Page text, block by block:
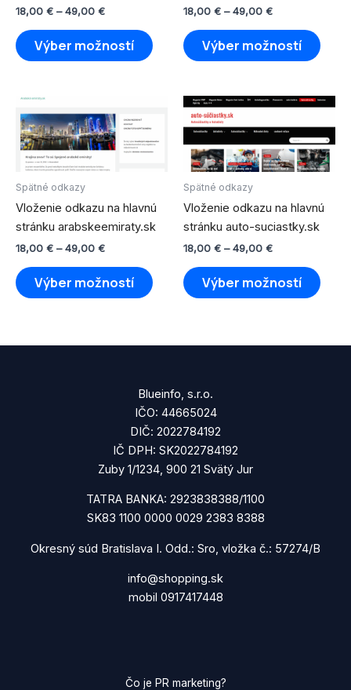
18,00 € – 49,00 €
Výber možností
vybrať
stránke
18,00 € – 49,00 €
Výber možností
Spätné odkazy
Vloženie odkazu na hlavnú
stránku arabskeemiraty.sk
18,00 € – 49,00 €
range:
18,00 €
through
49,00 €
Výber možností
produkt
má
viacero
vybrať
stránke
Spätné odkazy
Vloženie odkazu na hlavnú
stránku auto-suciastky.sk
18,00 € – 49,00 €
Price
18,00 €
through
49,00 €
Výber možností
Tento
má
Blueinfo, s.r.o.
IČO: 44665024
DIČ: 2022784192
IČ DPH: SK2022784192
Zuby 1/1234, 900 21 Svätý Jur
TATRA BANKA: 2923838388/1100
SK83 1100 0000 0029 2383 8388
Okresný súd Bratislava I. Odd.: Sro, vložka č.: 57274/B
info@shopping.sk
mobil 0917417448
Čo je PR marketing?